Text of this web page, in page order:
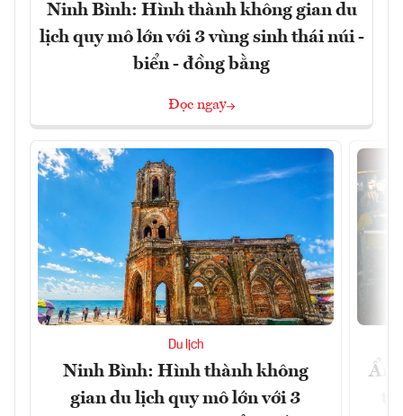
Ninh Bình: Hình thành không gian du
lịch quy mô lớn với 3 vùng sinh thái núi -
biển - đồng bằng
Đọc ngay
Du lịch
Ninh Bình: Hình thành không
gian du lịch quy mô lớn với 3
Ẩm